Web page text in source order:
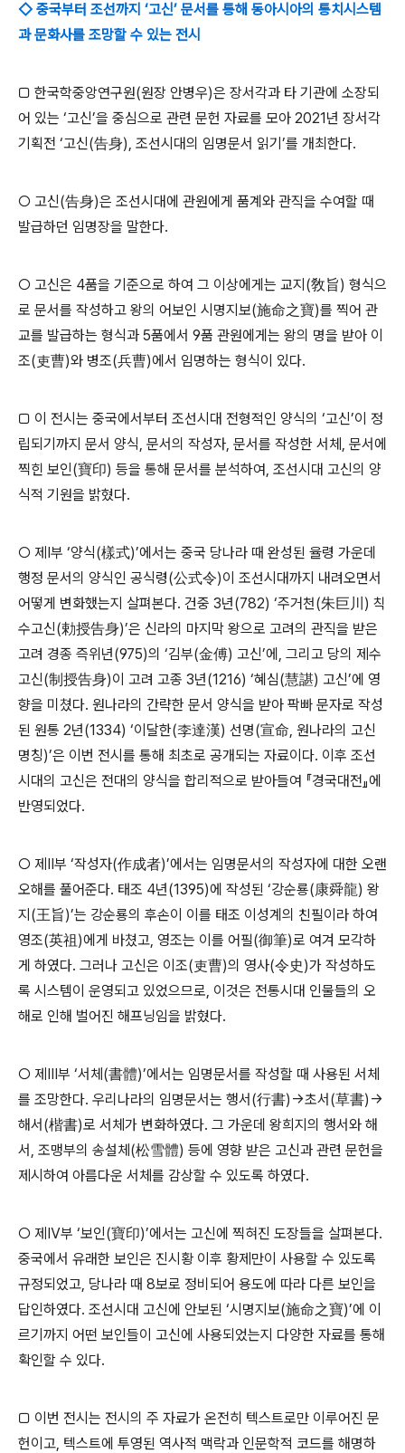
◇ 중국부터 조선까지 ‘고신’ 문서를 통해 동아시아의 통치시스템
과 문화사를 조망할 수 있는 전시
□ 한국학중앙연구원(원장 안병우)은 장서각과 타 기관에 소장되
어 있는 ‘고신’을 중심으로 관련 문헌 자료를 모아 2021년 장서각
기획전 ‘고신(告身), 조선시대의 임명문서 읽기 ’를 개최한다.
○ 고신(告身)은 조선시대에 관원에게 품계와 관직을 수여할 때
발급하던 임명장을 말한다.
○ 고신은 4품을 기준으로 하여 그 이상에게는 교지 (敎旨) 형식으
로 문서를 작성하고 왕의 어보인 시명지보(施命之寶)를 찍어 관
교를 발급하는 형식과 5품에서 9품 관원에게는 왕의 명을 받아 이
조(吏曹)와 병조(兵曹)에서 임명하는 형식이 있다.
□ 이 전시는 중국에서부터 조선시대 전형적인 양식의 ‘고신’이 정
립되기까지 문서 양식, 문서의 작성자, 문서를 작성한 서체 , 문서에
찍힌 보인(寶印) 등을 통해 문서를 분석하여, 조선시대 고신의 양
식적 기원을 밝혔다.
○ 제 Ⅰ부 ‘양식(樣式)’에서는 중국 당나라 때 완성된 율령 가운데
행정 문서의 양식인 공식령(公式令)이 조선시대까지 내려오면서
어떻게 변화했는지 살펴본다. 건중 3년(782) ‘주거천(朱巨川 ) 칙
수고신(勅授告身)’은 신라의 마지막 왕으로 고려의 관직을 받은
고려 경종 즉위년(975)의 ‘김부(金傅) 고신’에 , 그리고 당의 제수
고신(制授告身)이 고려 고종 3년(1216) ‘혜심(慧諶) 고신’에 영
향을 미쳤다. 원나라의 간략한 문서 양식을 받아 팍빠 문자로 작성
된 원통 2년(1334) ‘이달한(李達漢) 선명(宣命, 원나라의 고신
명칭)’은 이번 전시를 통해 최초로 공개되는 자료이다. 이후 조선
시대의 고신은 전대의 양식을 합리적으로 받아들여 『경국대전』에
반영되었다.
○ 제 Ⅱ부 ‘작성자(作成者)’에서는 임명문서의 작성자에 대한 오랜
오해를 풀어준다. 태조 4년(1395)에 작성된 ‘강순룡(康舜龍) 왕
지 (王旨)’는 강순룡의 후손이 이를 태조 이성계의 친필이라 하여
영조(英祖)에게 바쳤고, 영조는 이를 어필(御筆)로 여겨 모각하
게 하였다. 그러나 고신은 이조(吏曹)의 영사(令史)가 작성하도
록 시스템이 운영되고 있었으므로, 이것은 전통시대 인물들의 오
해로 인해 벌어진 해프닝임을 밝혔다.
○ 제 Ⅲ부 ‘서체 (書體)’에서는 임명문서를 작성할 때 사용된 서체
를 조망한다. 우리나라의 임명문서는 행서(行書) →초서(草書) →
해서(楷書)로 서체가 변화하였다. 그 가운데 왕희지의 행서와 해
서, 조맹부의 송설체 (松雪體) 등에 영향 받은 고신과 관련 문헌을
제시하여 아름다운 서체를 감상할 수 있도록 하였다.
○ 제 Ⅳ부 ‘보인(寶印)’에서는 고신에 찍혀진 도장들을 살펴본다.
중국에서 유래한 보인은 진시황 이후 황제만이 사용할 수 있도록
규정되었고, 당나라 때 8보로 정비되어 용도에 따라 다른 보인을
답인하였다. 조선시대 고신에 안보된 ‘시명지보(施命之寶)’에 이
르기까지 어떤 보인들이 고신에 사용되었는지 다양한 자료를 통해
확인할 수 있다.
□ 이번 전시는 전시의 주 자료가 온전히 텍스트로만 이루어진 문
헌이고, 텍스트에 투영된 역사적 맥락과 인문학적 코드를 해명하